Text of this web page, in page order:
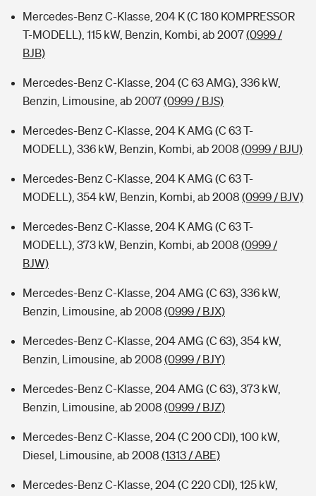
Mercedes-Benz C-Klasse, 204 K (C 180 KOMPRESSOR
T-MODELL), 115 kW, Benzin, Kombi, ab 2007(0999 /
BJB)
Mercedes-Benz C-Klasse, 204 (C 63 AMG), 336 kW,
Benzin, Limousine, ab 2007(0999 / BJS)
Mercedes-Benz C-Klasse, 204 K AMG (C 63 T-
MODELL), 336 kW, Benzin, Kombi, ab 2008 (0999 / BJU)
Mercedes-Benz C-Klasse, 204 K AMG (C 63 T-
MODELL), 354 kW, Benzin, Kombi, ab 2008 (0999 / BJV)
Mercedes-Benz C-Klasse, 204 K AMG (C 63 T-
MODELL), 373 kW, Benzin, Kombi, ab 2008 (0999 /
BJW)
Mercedes-Benz C-Klasse, 204 AMG (C 63), 336 kW,
Benzin, Limousine, ab 2008 (0999 / BJX)
Mercedes-Benz C-Klasse, 204 AMG (C 63), 354 kW,
Benzin, Limousine, ab 2008 (0999 / BJY)
Mercedes-Benz C-Klasse, 204 AMG (C 63), 373 kW,
Benzin, Limousine, ab 2008 (0999 / BJZ)
Mercedes-Benz C-Klasse, 204 (C 200 CDI), 100 kW,
Diesel, Limousine, ab 2008 (1313 / ABE)
Mercedes-Benz C-Klasse, 204 (C 220 CDI), 125 kW,